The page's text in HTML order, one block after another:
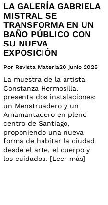
LA GALERÍA GABRIELA
MISTRAL SE
TRANSFORMA EN UN
BAÑO PÚBLICO CON
SU NUEVA
EXPOSICIÓN
Por Revista Materia20 junio 2025
La muestra de la artista
Constanza Hermosilla,
presenta dos instalaciones:
un Menstruadero y un
Amamantadero en pleno
centro de Santiago,
proponiendo una nueva
forma de habitar la ciudad
desde el arte, el cuerpo y
los cuidados. [Leer más]